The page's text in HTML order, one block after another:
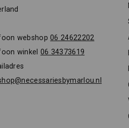
webshop06 24622202
winkel 06 34373619